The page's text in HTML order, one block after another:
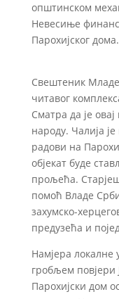
општинском
Невесиње
Парохијског дома.
Свештеник
читавог
Сматра да је
народу. Чалија
радови на
објекат буде
прољећа.
помоћ Владе
захумско-
предузећа и
Намјера
гробљем повјери
Парохијски дом